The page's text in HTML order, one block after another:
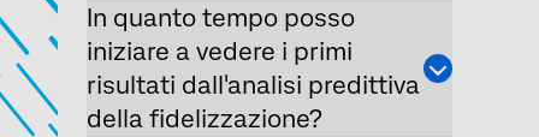
In quanto tempo posso
iniziare a vedere i primi
risultati dall'analisi predittiva
della fidelizzazione?